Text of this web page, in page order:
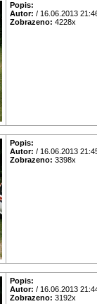
Popis:
Autor: / 16.06.2013
Zobrazeno: 4228x
Popis:
Autor: / 16.06.2013
Zobrazeno: 3398x
Popis:
Autor: / 16.06.2013
Zobrazeno: 3192x